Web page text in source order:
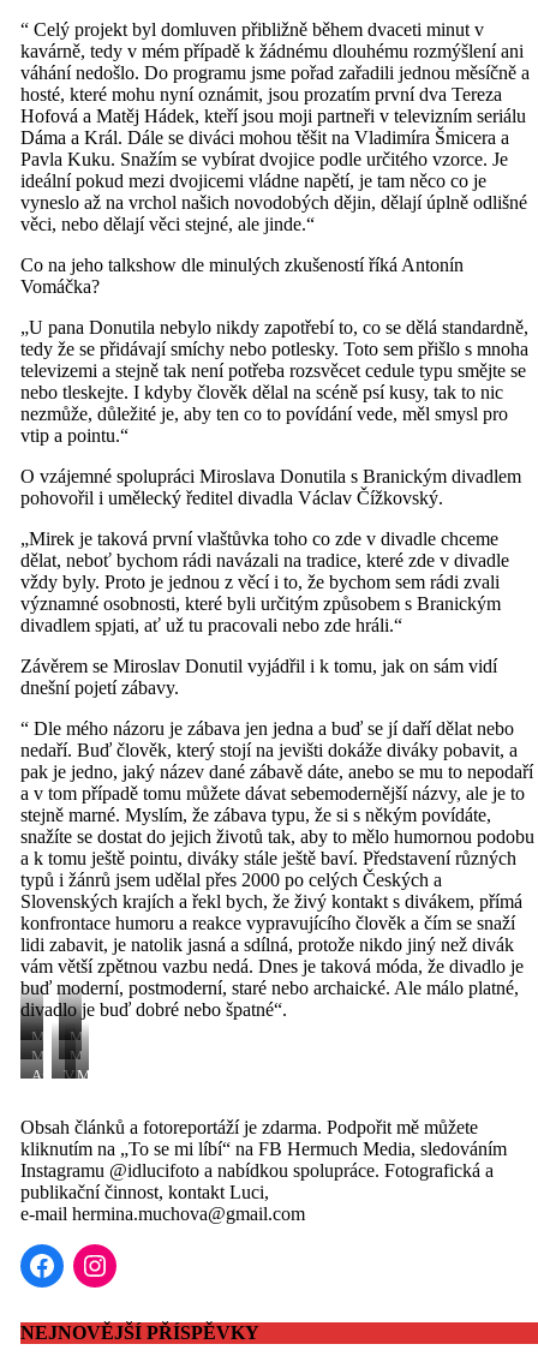
“ Celý projekt byl domluven přibližně během dvaceti minut v
kavárně, tedy v mém případě k žádnému dlouhému rozmýšlení ani
váhání nedošlo. Do programu jsme pořad zařadili jednou měsíčně a
hosté, které mohu nyní oznámit, jsou prozatím první dva Tereza
Hofová a Matěj Hádek, kteří jsou moji partneři v televizním seriálu
Dáma a Král. Dále se diváci mohou těšit na Vladimíra Šmicera a
Pavla Kuku. Snažím se vybírat dvojice podle určitého vzorce. Je
ideální pokud mezi dvojicemi vládne napětí, je tam něco co je
vyneslo až na vrchol našich novodobých dějin, dělají úplně odlišné
věci, nebo dělají věci stejné, ale jinde.“
Co na jeho talkshow dle minulých zkušeností říká Antonín
Vomáčka?
„U pana Donutila nebylo nikdy zapotřebí to, co se dělá standardně,
tedy že se přidávají smíchy nebo potlesky. Toto sem přišlo s mnoha
televizemi a stejně tak není potřeba rozsvěcet cedule typu smějte se
nebo tleskejte. I kdyby člověk dělal na scéně psí kusy, tak to nic
nezmůže, důležité je, aby ten co to povídání vede, měl smysl pro
vtip a pointu.“
O vzájemné spolupráci Miroslava Donutila s Branickým divadlem
pohovořil i umělecký ředitel divadla Václav Čížkovský.
„Mirek je taková první vlaštůvka toho co zde v divadle chceme
dělat, neboť bychom rádi navázali na tradice, které zde v divadle
vždy byly. Proto je jednou z věcí i to, že bychom sem rádi zvali
významné osobnosti, které byli určitým způsobem s Branickým
divadlem spjati, ať už tu pracovali nebo zde hráli.“
Závěrem se Miroslav Donutil vyjádřil i k tomu, jak on sám vidí
dnešní pojetí zábavy.
“ Dle mého názoru je zábava jen jedna a buď se jí daří dělat nebo
nedaří. Buď člověk, který stojí na jevišti dokáže diváky pobavit, a
pak je jedno, jaký název dané zábavě dáte, anebo se mu to nepodaří
a v tom případě tomu můžete dávat sebemodernější názvy, ale je to
stejně marné. Myslím, že zábava typu, že si s někým povídáte,
snažíte se dostat do jejich životů tak, aby to mělo humornou podobu
a k tomu ještě pointu, diváky stále ještě baví. Představení různých
typů i žánrů jsem udělal přes 2000 po celých Českých a
Slovenských krajích a řekl bych, že živý kontakt s divákem, přímá
konfrontace humoru a reakce vypravujícího člověk a čím se snaží
lidi zabavit, je natolik jasná a sdílná, protože nikdo jiný než divák
vám větší zpětnou vazbu nedá. Dnes je taková móda, že divadlo je
buď moderní, postmoderní, staré nebo archaické. Ale málo platné,
divadlo je buď dobré nebo špatné“.
Miroslav
Donutil
(Foto
Miroslav
Donutil
(Foto
Miroslav
Donutil
Luci)
Michael
Čech
Luci)
Antonín
ID
Luci)
Václav
ID
Luci)
Miroslav
Čech,
Václav
Čížkovský
(Foto
ID
Luci)
Obsah článků a fotoreportáží je zdarma. Podpořit mě můžete
kliknutím na „To se mi líbí“ na FB Hermuch Media, sledováním
Instagramu @idlucifoto a nabídkou spolupráce. Fotografická a
publikační činnost, kontakt Luci,
e-mail hermina.muchova@gmail.com
NEJNOVĚJŠÍ PŘÍSPĚVKY